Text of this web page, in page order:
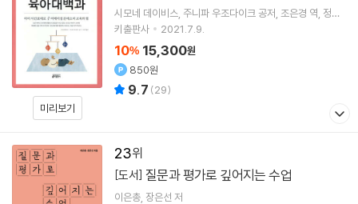
미리보기
시모네 데이비스 주니파 우조다이크 공저 조은경 역 정이
비감수
키출판사 2021.7.9.
10% 15,300원
850원
9.7 (29)
23
[도서] 질문과 평가로 깊어지는 수업
이은총 장은선 저